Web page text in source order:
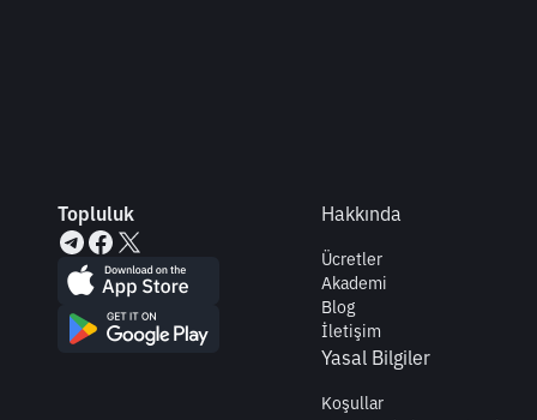
Topluluk Hakkında
Ücretler
Akademi
Blog
İletişim
Yasal Bilgiler
Koşullar